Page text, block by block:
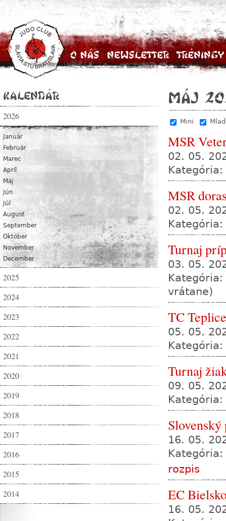
O nás Newsletter Tréningy
Kalendár
2026
Január
Február
Marec
Apríl
Máj
Jún
Júl
August
September
Október
November
December
2025
2024
2023
2022
2021
2020
2019
2018
2017
2016
2015
2014
máj
Mini
MSR
02. 05.
MSR
02. 05.
Kategória:
Turnaj
03. 05.
Kategória:
vrátane)
TC Teplice
05. 05.
Kategória:
Turnaj
09. 05.
Kategória:
Slovenský
16. 05.
Kategória:
rozpis
EC
16. 05.